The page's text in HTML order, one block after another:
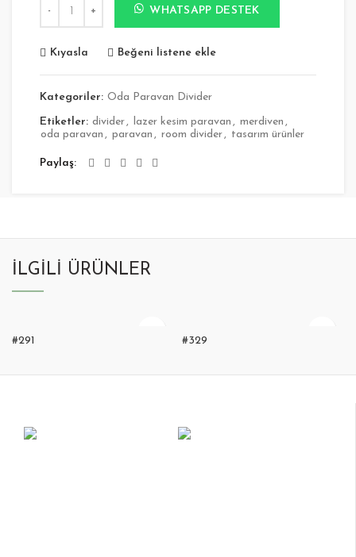
WHATSAPP DESTEK
Kıyasla Beğeni listene ekle
Kategoriler: Oda Paravan Divider
Etiketler: divider, lazer kesim paravan , merdiven ,
oda paravan , paravan , room divider, tasarım ürünler
Paylaş
İLGILI ÜRÜNLER
#291 #329